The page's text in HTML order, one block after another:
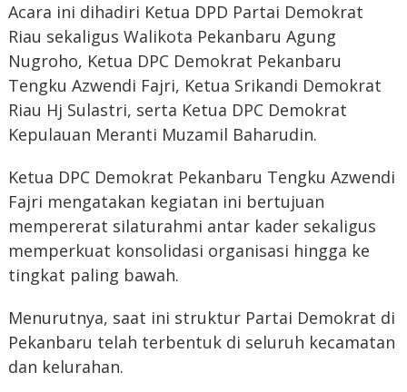
‎Acara ini dihadiri Ketua DPD Partai Demokrat
Riau sekaligus Walikota Pekanbaru Agung
Nugroho, Ketua DPC Demokrat Pekanbaru
Tengku Azwendi Fajri, Ketua Srikandi Demokrat
Riau Hj Sulastri, serta Ketua DPC Demokrat
Kepulauan Meranti Muzamil Baharudin.
‎Ketua DPC Demokrat Pekanbaru Tengku Azwendi
Fajri mengatakan kegiatan ini bertujuan
mempererat silaturahmi antar kader sekaligus
memperkuat konsolidasi organisasi hingga ke
tingkat paling bawah.
‎Menurutnya, saat ini struktur Partai Demokrat di
Pekanbaru telah terbentuk di seluruh kecamatan
dan kelurahan.